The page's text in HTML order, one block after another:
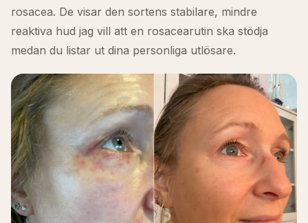
rosacea. De visar den sortens stabilare, mindre
reaktiva hud jag vill att en rosacearutin ska stödja
medan du listar ut dina personliga utlösare.